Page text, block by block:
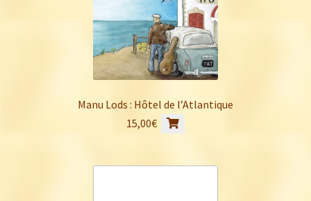
Manu Lods : Hôtel de l’Atlantique
15,00€